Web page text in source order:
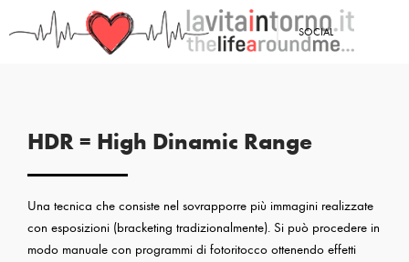
SOCIAL
HDR = High Dinamic Range
Una tecnica che consiste nel sovrapporre più immagini realizzate
con esposizioni (bracketing tradizionalmente). Si può procedere in
modo manuale con programmi di fotoritocco ottenendo effetti